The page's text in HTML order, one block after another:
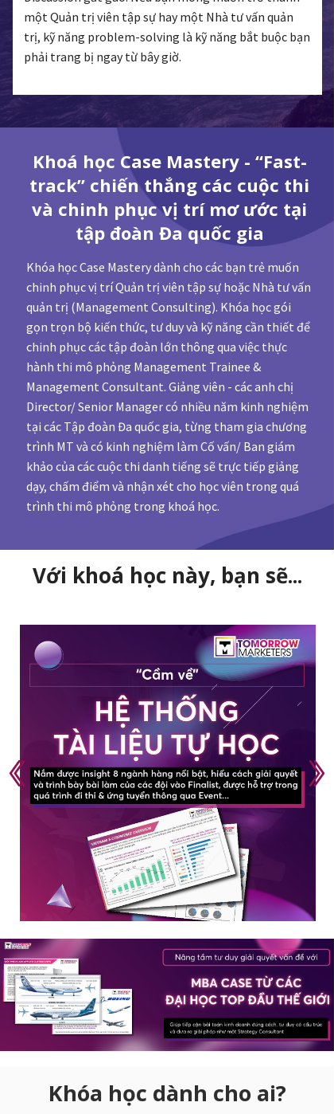
một Quản trị viên tập sự hay một Nhà tư vấn quản
trị, kỹ năng problem-solving là kỹ năng bắt buộc bạn
phải trang bị ngay từ bây giờ.
Khoá học Case Mastery - “Fast-
track” chiến thắng các cuộc thi
và chinh phục vị trí mơ ước tại
tập đoàn Đa quốc gia
Khóa học Case Mastery dành cho các bạn trẻ muốn
chinh phục vị trí Quản trị viên tập sự hoặc Nhà tư vấn
quản trị (Management Consulting). Khóa học gói
gọn trọn bộ kiến thức, tư duy và kỹ năng cần thiết để
chinh phục các tập đoàn lớn thông qua việc thực
hành thi mô phỏng Management Trainee &
Management Consultant. Giảng viên - các anh chị
Director/ Senior Manager có nhiều năm kinh nghiệm
tại các Tập đoàn Đa quốc gia, từng tham gia chương
trình MT và có kinh nghiệm làm Cố vấn/ Ban giám
khảo của các cuộc thi danh tiếng sẽ trực tiếp giảng
dạy, chấm điểm và nhận xét cho học viên trong quá
trình thi mô phỏng trong khoá học.
Với khoá học này, bạn sẽ...
Khóa học dành cho ai?